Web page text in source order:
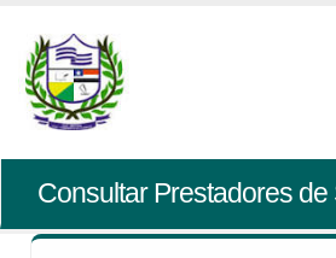
Consultar Prestadores de